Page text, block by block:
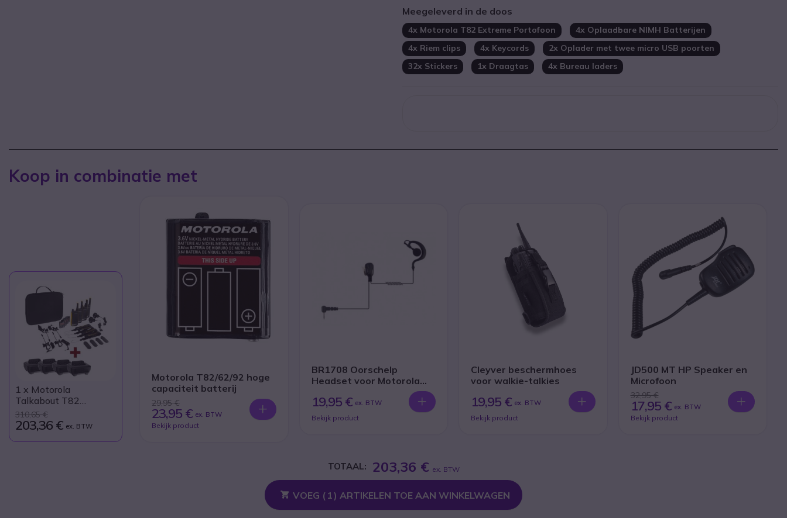
Slot lege batterij waarschuwing
Inclusief 4x Bureau laders
Meegeleverd in de doos
4x Motorola T82 Extreme Portofoon
4x Oplaadbare NIMH Batterijen
4x Riem clips
4x Keycords
2x Oplader met twee micro USB poorten
32x Stickers
1x Draagtas 4x Bureau laders
Koop in combinatie met
1 x Motorola
Talkabout T82
Extreme 4-Pack + 4x
Bureau Laders
310,65 €
203,36 € ex. BTW
Motorola T82/62/92 hoge
capaciteit batterij
29,95 €
23,95 € ex. BTW
Bekijk product
BR1708 Oorschelp
Headset voor Motorola
19,95 € ex. BTW
Bekijk product
Cleyver beschermhoes
voor walkie-talkies
19,95 € ex. BTW
Bekijk product
JD500 MT HP Speaker en
Microfoon
32,95 €
17,95 € ex. BTW
Bekijk product
TOTAAL: 203,36 € ex. BTW
VOEG ( 1) ARTIKELEN TOE AAN WINKELWAGEN